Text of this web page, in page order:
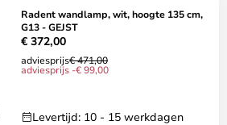
Radent wandlamp, wit, hoogte 135 cm,
G13 - GEJST
€ 372,00
adviesprijs€ 471,00
adviesprijs -€ 99,00
Levertijd: 10 - 15 werkdagen